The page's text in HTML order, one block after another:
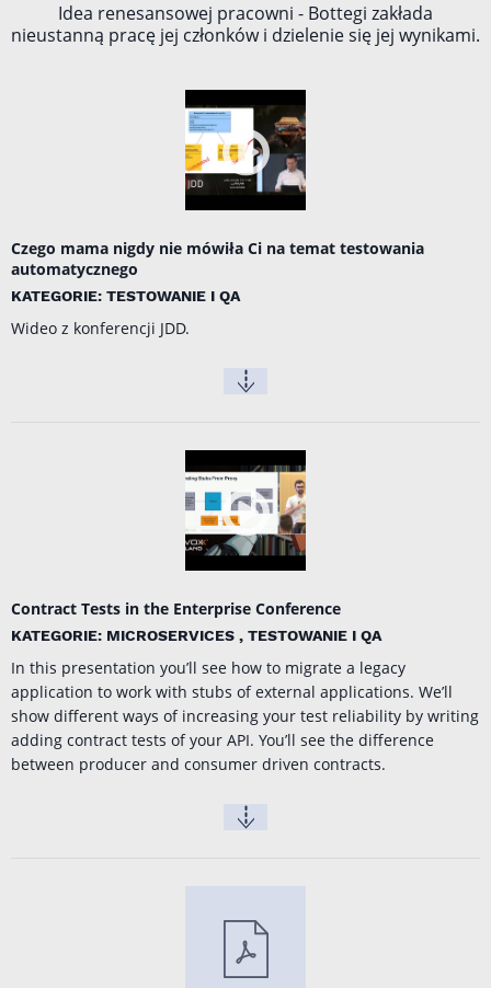
Idea renesansowej pracowni - Bottegi zakłada
nieustanną pracę jej członków i dzielenie się jej wynikami.
Czego mama nigdy nie mówiła Ci na temat testowania
automatycznego
KATEGORIE: TESTOWANIE I QA
Wideo z konferencji JDD.
Contract Tests in the Enterprise Conference
KATEGORIE: MICROSERVICES , TESTOWANIE I QA
In this presentation you’ll see how to migrate a legacy
application to work with stubs of external applications. We’ll
show different ways of increasing your test reliability by writing
adding contract tests of your API. You’ll see the difference
between producer and consumer driven contracts.